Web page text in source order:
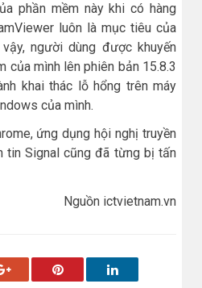
phần mềm này khi có hàng
luôn là mục tiêu của
người dùng được khuyến
của mình lên phiên bản 15.8.3
khai thác lỗ hổng trên máy
của mình.
ứng dụng hội nghị truyền
tin Signal cũng đã từng bị tấn
Nguồn ictvietnam.vn
Google+ Pinterest LinkedIn